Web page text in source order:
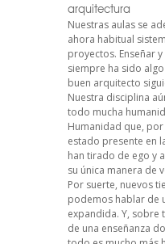
arquitectura
Nuestras aulas se
ahora habitual
proyectos. Enseñar
siempre ha sido
buen arquitecto
Nuestra disciplina
todo mucha
Humanidad que,
estado presente en
han tirado de ego y
su única manera de
Por suerte, nuevos
podemos hablar de
expandida. Y, sobre
de una enseñanza